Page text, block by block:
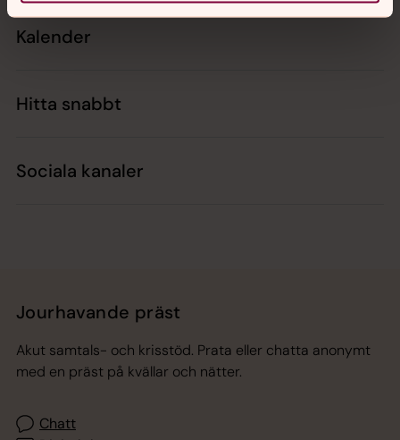
Kalender
Hitta snabbt
Sociala kanaler
Jourhavande präst
Akut samtals- och krisstöd. Prata eller chatta anonymt
med en präst på kvällar och nätter.
Chatt